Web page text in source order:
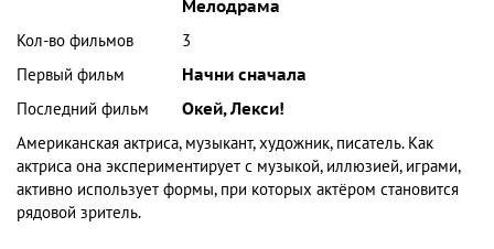
Мелодрама
Кол-во фильмов
3
Первый фильм
Начни сначала
Последний фильм
Окей, Лекси!
Американская актриса, музыкант, художник, писатель. Как
актриса она экспериментирует с музыкой, иллюзией, играми,
активно использует формы, при которых актёром становится
рядовой зритель.